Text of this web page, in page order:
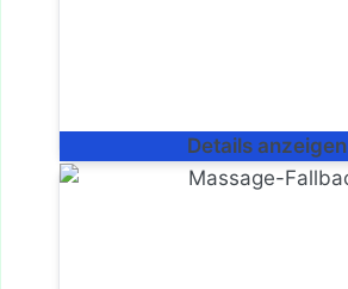
Details anzeigen